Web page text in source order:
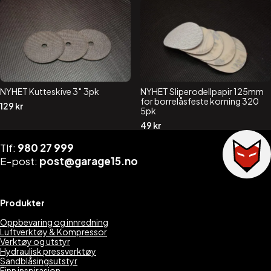
NYHET Kutteskive 3″ 3pk
129 kr
NYHET Sliperodellpapir 125mm
for borrelåsfeste korning 320
5pk
49 kr
Tlf: 980 27 999
E-post: post@garage15.no
Produkter
Oppbevaring og innredning
Luftverktøy & Kompressor
Verktøy og utstyr
Hydraulisk pressverktøy
Sandblåsingsutstyr